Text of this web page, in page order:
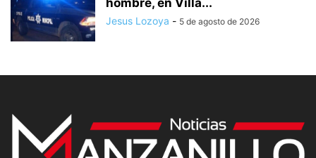
Jesus Lozoya - 5 de agosto de 2026